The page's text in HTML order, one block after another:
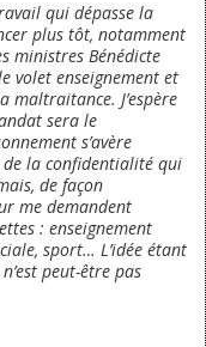
qui dépasse la
plus tôt, notamment
ministres Bénédicte
volet enseignement et
J’espère
sera le
s’avère
la confidentialité qui
de façon
me demandent
: enseignement
sport… L’idée étant
peut-être pas